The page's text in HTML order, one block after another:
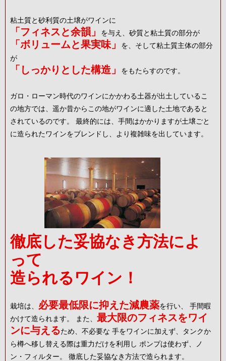
粘土質と砂利質の土壌がワインに
「フィネスと余韻」 を与え、砂質と粘土質の部分が
「ボリュームと果実味」
を、そして粘土質主体の部分
が
「しっかりとした構造」 をもたらすのです。
ガロ・ローマン時代のワインにかかわる土器が出土しているこ
の地方では、遥か昔からこの地がワインに適した土地であると
されているのです。 最終的には、手間はかかりますが土壌ごと
に造られたワインをブレンドし、より複雑味を出しています。
徹底した妥協なき方法によ
って
造られるワイン！
栽培は、 必要最低限に抑えた減農薬を行い、 手間暇
かけて造られます。 また、 最大限のフィネスをワイ
ンに与えるため、不必要な 手をワインに加えず、タンクか
ら樽へ移し替える際は重力だけを利用し ポンプは使わず、ノ
ン・フィルター。 徹底した妥協なき方法で造られます。